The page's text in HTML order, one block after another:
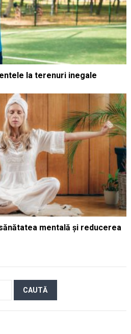
la terenuri inegale
mentală și reducerea